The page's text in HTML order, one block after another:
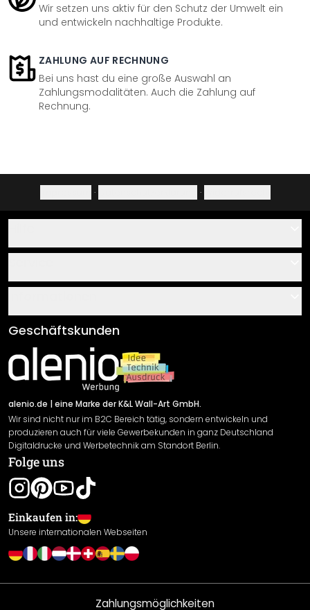
Wir setzen uns aktiv für den Schutz der Umwelt ein
und entwickeln nachhaltige Produkte.
ZAHLUNG AUF RECHNUNG
Bei uns hast du eine große Auswahl an
Zahlungsmodalitäten. Auch die Zahlung auf
Rechnung.
· ·
Über uns
Klebe- und Montageanleitungen
Newsletter An-/Abmeldung
Sendungsverfolgung
AGB
Impressum
Versand & Zahlung
Rücksendung
Widerrufsrecht
Datenschutzerklärung
Gewährleistung
Leistungserklärung / CE-Zeichen
Cookie Einstellungen
Geschäftskunden
alenio.de | eine Marke der K&L Wall-Art GmbH.
Wir sind nicht nur im B2C Bereich tätig, sondern entwickeln und
produzieren auch für viele Gewerbekunden in ganz Deutschland
Digitaldrucke und Werbetechnik am Standort Berlin.
Folge uns
Einkaufen in:
Unsere internationalen Webseiten
Zahlungsmöglichkeiten